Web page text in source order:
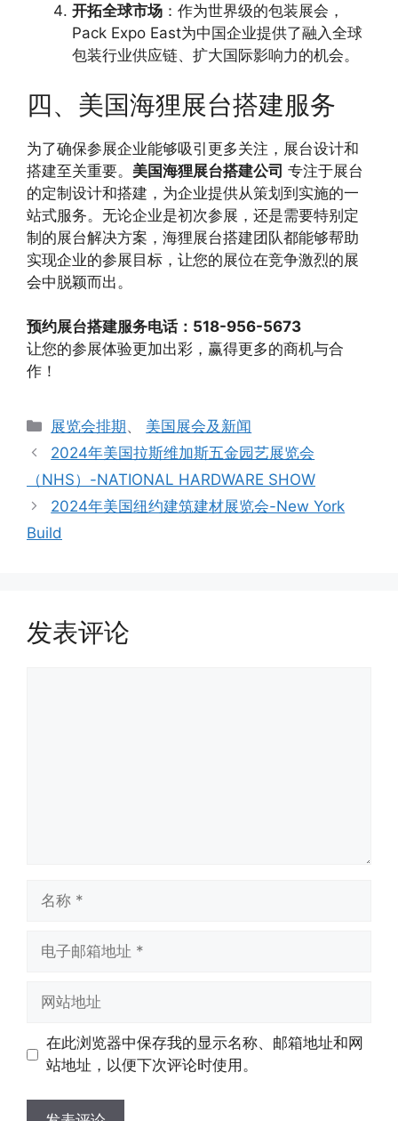
开拓全球市场 ：作为世界级的包装展会，
Pack Expo East为中国企业提供了融入全球
包装行业供应链、扩大国际影响力的机会。
四、美国海狸展台搭建服务
为了确保参展企业能够吸引更多关注，展台设计和
搭建至关重要。 美国海狸展台搭建公司 专注于展台
的定制设计和搭建，为企业提供从策划到实施的一
站式服务。无论企业是初次参展，还是需要特别定
制的展台解决方案，海狸展台搭建团队都能够帮助
实现企业的参展目标，让您的展位在竞争激烈的展
会中脱颖而出。
预约展台搭建服务电话：518-956-5673
让您的参展体验更加出彩，赢得更多的商机与合
作！
分
类
展览会排期、 美国展会及新闻
2024年美国拉斯维加斯五金园艺展览会
（NHS）-NATIONAL HARDWARE SHOW
2024年美国纽约建筑建材展览会-New York
Build
发表评论
址
址
在此浏览器中保存我的显示名称、邮箱地址和网
站地址，以便下次评论时使用。